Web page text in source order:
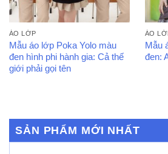
ÁO LỚP
Mẫu áo lớp Poka Yolo màu
đen hình phi hành gia: Cả thế
giới phải gọi tên
ÁO
Mẫu
đen:
SẢN PHẨM MỚI NHẤT